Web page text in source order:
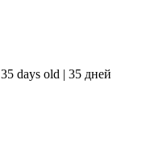
35 days old | 35 дней